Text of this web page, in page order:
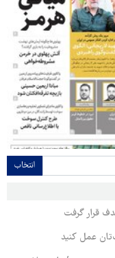
انتخاب
قرار گرفت
عمل کنید